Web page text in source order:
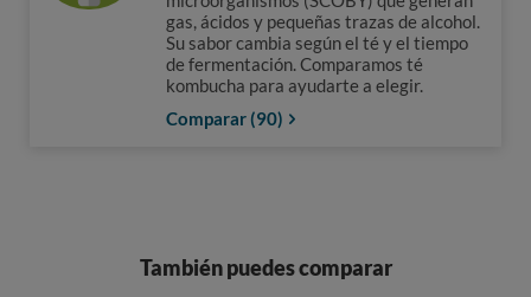
gas, ácidos y pequeñas trazas de alcohol.
Su sabor cambia según el té y el tiempo
de fermentación. Comparamos té
kombucha para ayudarte a elegir.
Comparar (90)
También puedes comparar